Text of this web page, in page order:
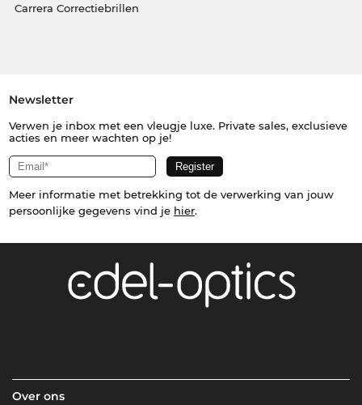
Carrera Correctiebrillen
Newsletter
Verwen je inbox met een vleugje luxe. Private sales, exclusieve
acties en meer wachten op je!
Meer informatie met betrekking tot de verwerking van jouw
persoonlijke gegevens vind je hier.
Over ons